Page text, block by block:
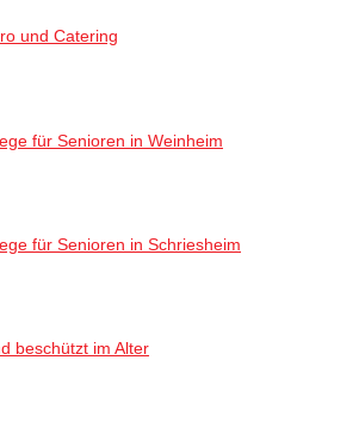
und Catering
für Senioren in Weinheim
für Senioren in Schriesheim
beschützt im Alter